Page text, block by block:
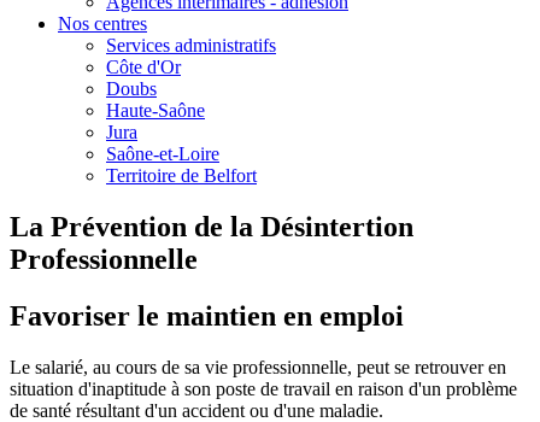
Nos centres
Services administratifs
Côte d'Or
Doubs
Haute-Saône
Jura
Saône-et-Loire
Territoire de Belfort
La Prévention de la Désintertion
Professionnelle
Favoriser le maintien en emploi
Le salarié, au cours de sa vie professionnelle, peut se retrouver en
situation d'inaptitude à son poste de travail en raison d'un problème
de santé résultant d'un accident ou d'une maladie.